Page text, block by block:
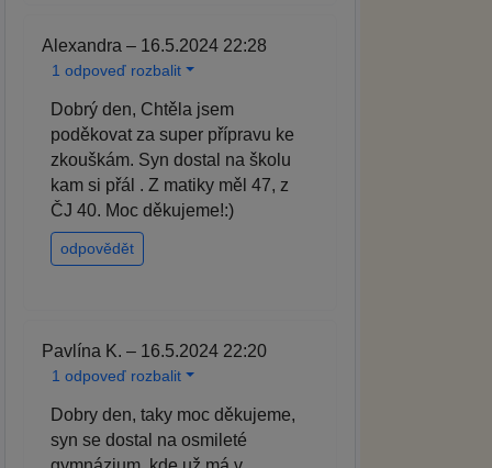
Alexandra – 16.5.2024 22:28
1 odpoveď rozbalit
Dobrý den, Chtěla jsem
poděkovat za super přípravu ke
zkouškám. Syn dostal na školu
kam si přál . Z matiky měl 47, z
ČJ 40. Moc děkujeme!:)
odpovědět
Pavlína K. – 16.5.2024 22:20
1 odpoveď rozbalit
Dobry den, taky moc děkujeme,
syn se dostal na osmileté